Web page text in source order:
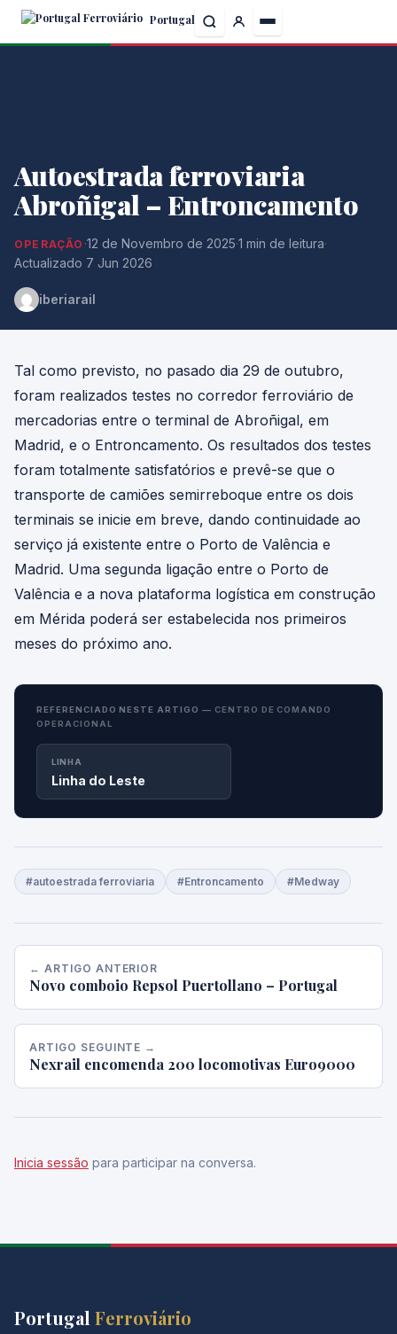
Skip
Portugal
Autoestrada ferroviaria
Abroñigal – Entroncamento
OPERAÇÃO ·12 de Novembro de 2025·1 min de leitura·
Actualizado 7 Jun 2026
iberiarail
Tal como previsto, no pasado dia 29 de outubro,
foram realizados testes no corredor ferroviário de
mercadorias entre o terminal de Abroñigal, em
Madrid, e o Entroncamento. Os resultados dos testes
foram totalmente satisfatórios e prevê-se que o
transporte de camiões semirreboque entre os dois
terminais se inicie em breve, dando continuidade ao
serviço já existente entre o Porto de Valência e
Madrid. Uma segunda ligação entre o Porto de
Valência e a nova plataforma logística em construção
em Mérida poderá ser estabelecida nos primeiros
meses do próximo ano.
REFERENCIADO NESTE ARTIGO — CENTRO DE COMANDO
OPERACIONAL
LINHA
Linha do Leste
#autoestrada ferroviaria #Entroncamento #Medway
← ARTIGO ANTERIOR
Novo comboio Repsol Puertollano – Portugal
ARTIGO SEGUINTE →
Nexrail encomenda 200 locomotivas Euro9000
Inicia sessão para participar na conversa.
Portugal Ferroviário